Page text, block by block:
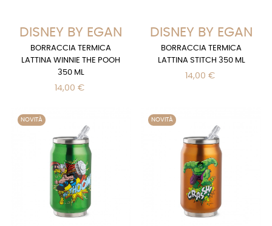
DISNEY BY EGAN
BORRACCIA TERMICA
LATTINA WINNIE THE POOH
350 ML
14,00 €
DISNEY BY EGAN
BORRACCIA TERMICA
LATTINA STITCH 350 ML
14,00 €
NOVITÀ NOVITÀ